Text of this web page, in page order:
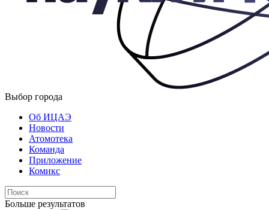
Выбор города
Об ИЦАЭ
Новости
Атомотека
Команда
Приложение
Комикс
Больше результатов